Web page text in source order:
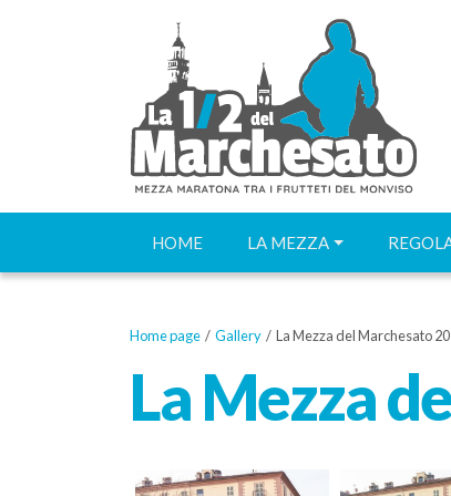
HOME LA MEZZA
Home page / Gallery / La Mezza del Marchesato
La Mezza